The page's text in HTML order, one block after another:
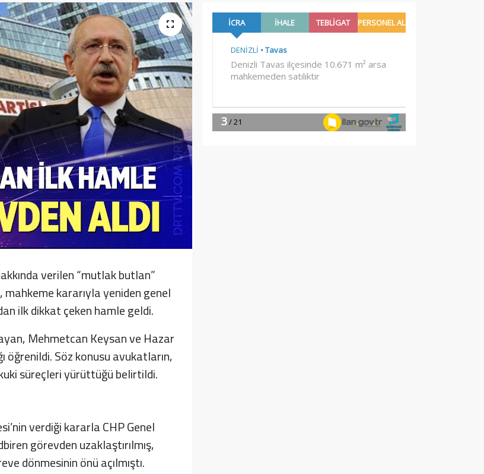
verilen “mutlak butlan”
kararıyla yeniden genel
ilk dikkat çeken hamle geldi.
Mehmetcan Keysan ve Hazar
öğrenildi. Söz konusu avukatların,
süreçleri yürüttüğü belirtildi.
verdiği kararla CHP Genel
görevden uzaklaştırılmış,
dönmesinin önü açılmıştı.